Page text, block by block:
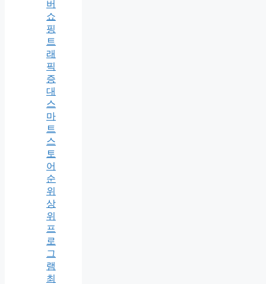
버
쇼
핑
트
래
픽
증
대
스
마
트
스
토
어
순
위
상
위
프
로
그
램
최